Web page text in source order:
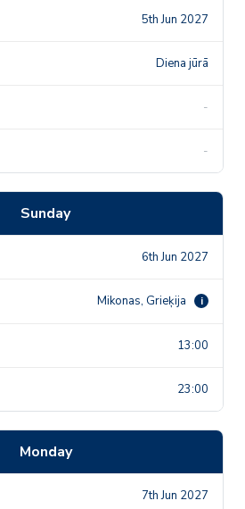
5th Jun 2027
Diena jūrā
-
-
Sunday
6th Jun 2027
Mikonas, Grieķija i
13:00
23:00
Monday
7th Jun 2027